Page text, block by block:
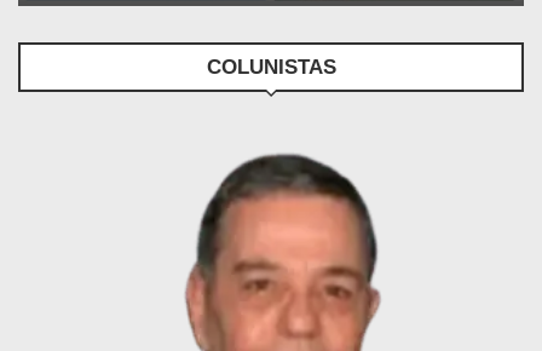
COLUNISTAS